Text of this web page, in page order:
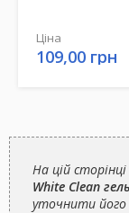
Ціна
109,00 грн
На цій
White Clean
уточнити його